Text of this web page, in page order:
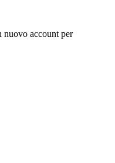
nuovo account per